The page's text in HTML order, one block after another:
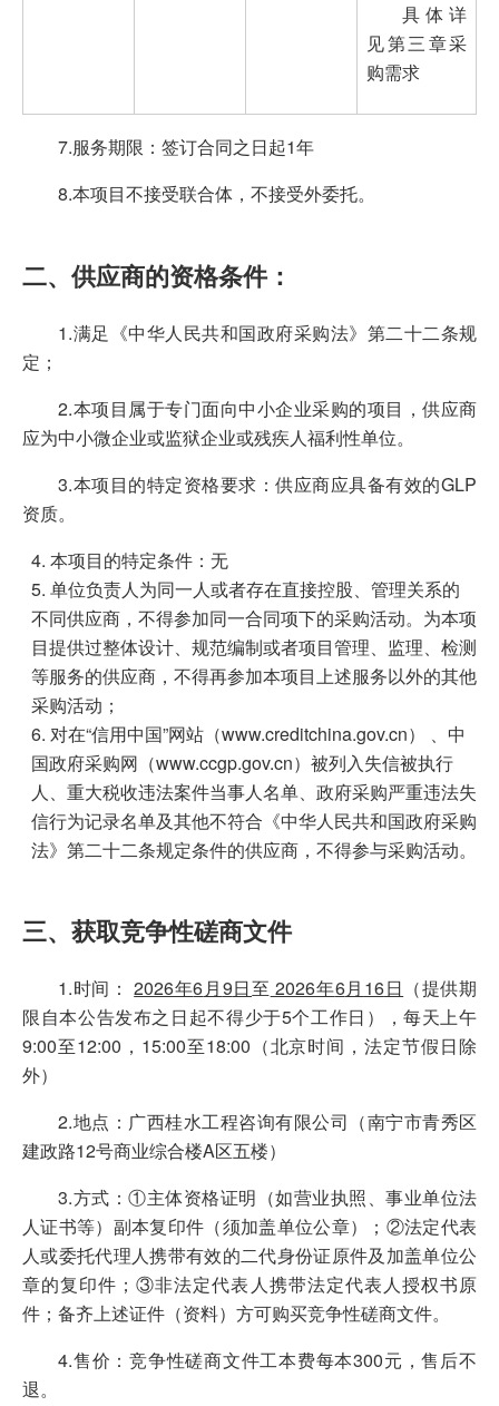
具体详
见第三章采
购需求
7.服务期限：签订合同之日起1年
8.本项目不接受联合体，不接受外委托。
二、供应商的资格条件：
1.满足《中华人民共和国政府采购法》第二十二条规
定；
2.本项目属于专门面向中小企业采购的项目，供应商
应为中小微企业或监狱企业或残疾人福利性单位。
3.本项目的特定资格要求：供应商应具备有效的GLP
资质。
本项目的特定条件：无
单位负责人为同一人或者存在直接控股、管理关系的
不同供应商，不得参加同一合同项下的采购活动。为本项
目提供过整体设计、规范编制或者项目管理、监理、检测
等服务的供应商，不得再参加本项目上述服务以外的其他
采购活动；
对在“信用中国”网站（www.creditchina.gov.cn） 、中
国政府采购网（www.ccgp.gov.cn）被列入失信被执行
人、重大税收违法案件当事人名单、政府采购严重违法失
信行为记录名单及其他不符合《中华人民共和国政府采购
法》第二十二条规定条件的供应商，不得参与采购活动。
三、获取竞争性磋商文件
1.时间：2026年6月9日至 2026年6月 16日 （提供期
限自本公告发布之日起不得少于5个工作日），每天上午
9:00至12:00，15:00至18:00（北京时间，法定节假日除
外）
2.地点：广西桂水工程咨询有限公司（南宁市青秀区
建政路12号商业综合楼A区五楼）
3.方式：①主体资格证明（如营业执照、事业单位法
人证书等）副本复印件（须加盖单位公章）；②法定代表
人或委托代理人携带有效的二代身份证原件及加盖单位公
章的复印件；③非法定代表人携带法定代表人授权书原
件；备齐上述证件（资料）方可购买竞争性磋商文件。
4.售价：竞争性磋商文件工本费每本300元，售后不
退。